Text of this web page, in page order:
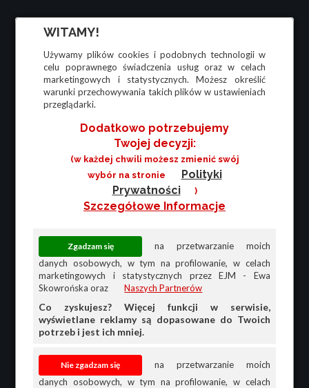
WITAMY!
Używamy plików cookies i podobnych technologii w
celu poprawnego świadczenia usług oraz w celach
marketingowych i statystycznych. Możesz określić
warunki przechowywania takich plików w ustawieniach
przeglądarki.
Dodatkowo potrzebujemy
Twojej decyzji:
(w każdej chwili możesz zmienić swój
wybór na stronie
Polityki
Prywatności
)
Szczegółowe Informacje
na przetwarzanie moich
danych osobowych, w tym na profilowanie, w celach
marketingowych i statystycznych przez EJM - Ewa
Skowrońska oraz
Naszych Partnerów
Co zyskujesz? Więcej funkcji w serwisie,
wyświetlane reklamy są dopasowane do Twoich
potrzeb i jest ich mniej.
na przetwarzanie moich
danych osobowych, w tym na profilowanie, w celach